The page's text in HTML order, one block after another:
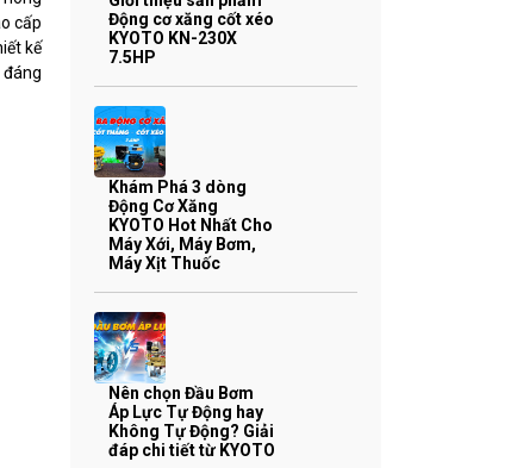
cấp
kế
Động cơ xăng cốt xéo
KYOTO KN-230X
7.5HP
Khám Phá 3 dòng
Động Cơ Xăng
KYOTO Hot Nhất Cho
Máy Xới, Máy Bơm,
Máy Xịt Thuốc
Nên chọn Đầu Bơm
Áp Lực Tự Động hay
Không Tự Động? Giải
đáp chi tiết từ KYOTO